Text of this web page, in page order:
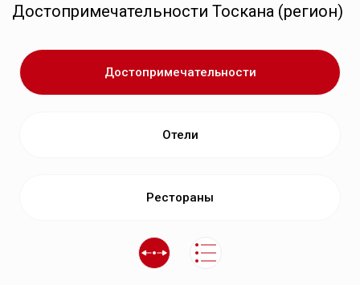
Достопримечательности Тоскана (регион)
Достопримечательности
Отели
Рестораны